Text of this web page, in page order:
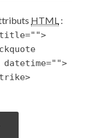
HTML :